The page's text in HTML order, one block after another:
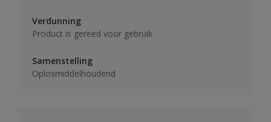
Verdunning
Product is gereed voor gebruik
Samenstelling
Oplosmiddelhoudend